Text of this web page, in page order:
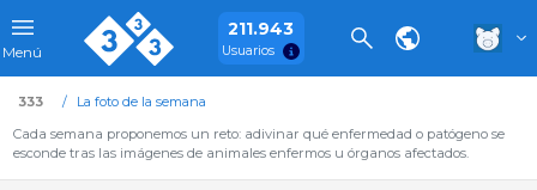
Menú
211.943
Usuarios
333
La foto de la semana
Cada semana proponemos un reto: adivinar qué enfermedad o patógeno se
esconde tras las imágenes de animales enfermos u órganos afectados.